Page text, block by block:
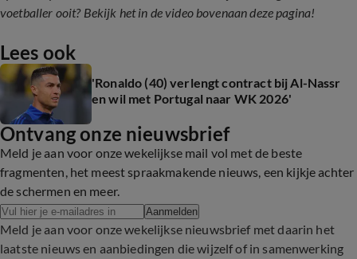
voetballer ooit? Bekijk het in de video bovenaan deze pagina!
Lees ook
'Ronaldo (40) verlengt contract bij Al-Nassr
en wil met Portugal naar WK 2026'
Ontvang onze nieuwsbrief
Meld je aan voor onze wekelijkse mail vol met de beste
fragmenten, het meest spraakmakende nieuws, een kijkje achter
de schermen en meer.
Aanmelden
Meld je aan voor onze wekelijkse nieuwsbrief met daarin het
laatste nieuws en aanbiedingen die wijzelf of in samenwerking